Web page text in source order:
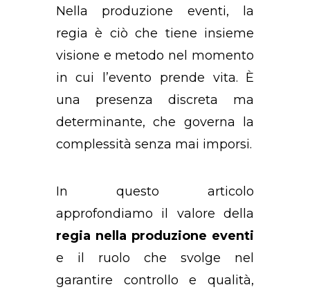
Nella produzione eventi, la
regia è ciò che tiene insieme
visione e metodo nel momento
in cui l’evento prende vita. È
una presenza discreta ma
determinante, che governa la
complessità senza mai imporsi.
In questo articolo
approfondiamo il valore della
regia nella produzione eventi
e il ruolo che svolge nel
garantire controllo e qualità,